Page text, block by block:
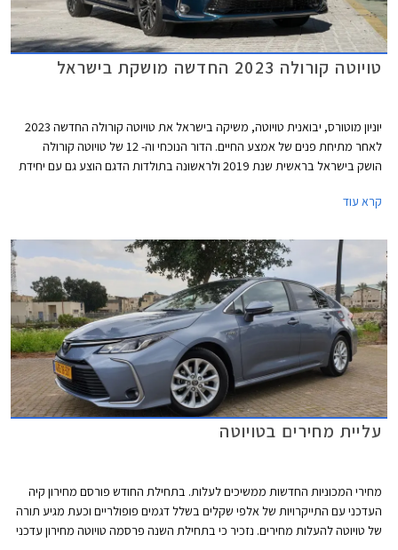
טויוטה קורולה 2023 החדשה מושקת בישראל
יוניון מוטורס, יבואנית טויוטה, משיקה בישראל את טויוטה קורולה החדשה 2023
לאחר מתיחת פנים של אמצע החיים. הדור הנוכחי וה- 12 של טויוטה קורולה
הושק בישראל בראשית שנת 2019 ולראשונה בתולדות הדגם הוצע גם עם יחידת
שהמלאי של הדגם היוצא אזל מעט לאחר תחילת השנה. בשלב זה תשווק
של טויוטה קורולה אקסייט (האצ'בק) פסק עוד בתחילת השנה שעברה ושיווקה
של טויוטה קורולה ספייס (סטיישן) פסק בסוף השנה שעברה. מחירה של טויוטה
קורולה התייקר ב- 3,000 עד 5,000 ₪ ועומד על החל מ- 157,990 ₪.
קרא עוד
עליית מחירים בטויוטה
מחירי המכוניות החדשות ממשיכים לעלות. בתחילת החודש פורסם מחירון קיה
העדכני עם התייקרויות של אלפי שקלים בשלל דגמים פופולריים וכעת מגיע תורה
של טויוטה להעלות מחירים. נזכיר כי בתחילת השנה פרסמה טויוטה מחירון עדכני